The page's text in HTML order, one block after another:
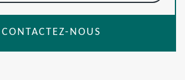
CONTACTEZ-NOUS